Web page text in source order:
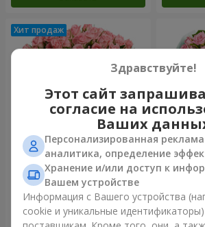
Цветы в коробке "Розовый
оазис"
2 749 грн
маме"
2 199 грн
Здравствуйте!
Этот сайт
согласие на
Ваших
Персонализированная
аналитика, определение
Хранение и/или доступ к
Вашем устройстве
Информация с Вашего устройства
cookie и уникальные